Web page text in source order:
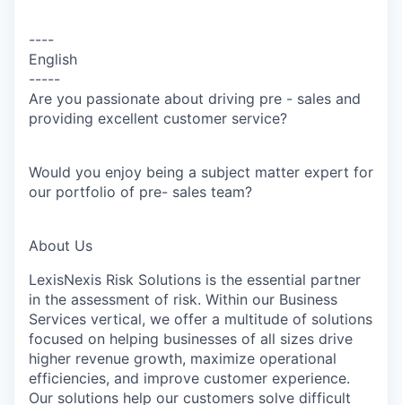
----
English
-----
Are you passionate about driving pre - sales and
providing excellent customer service?
Would you enjoy being a subject matter expert for
our portfolio of pre- sales team?
About Us
LexisNexis Risk Solutions is the essential partner
in the assessment of risk. Within our Business
Services vertical, we offer a multitude of solutions
focused on helping businesses of all sizes drive
higher revenue growth, maximize operational
efficiencies, and improve customer experience.
Our solutions help our customers solve difficult